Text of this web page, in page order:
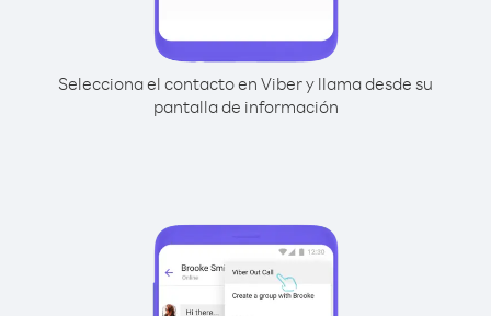
Selecciona el contacto en Viber y llama desde su
pantalla de información